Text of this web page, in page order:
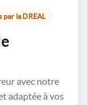
par la DREAL
avec notre
adaptée à vos